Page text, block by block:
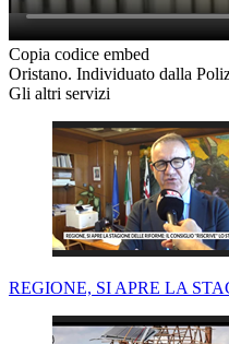
Copia codice embed
Oristano. Individuato dalla
Gli altri servizi
REGIONE, SI APRE LA